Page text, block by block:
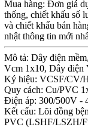
Mua hàng: Đơn giá
thống, chiết khấu số
và chiết khấu bán
nhật thông tin mới
Mô tả: Dây điện
Vcm 1x10, Dây điện
Ký hiệu: VCSF/CV/
Quy cách: Cu/PVC
Điện áp: 300/500V -
Kết cấu: Lõi đồng
PVC (LSHF/LSZH/